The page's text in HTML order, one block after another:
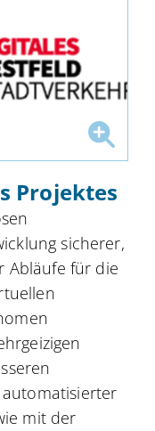
Projektes
sicherer,
Abläufe für die
mit der